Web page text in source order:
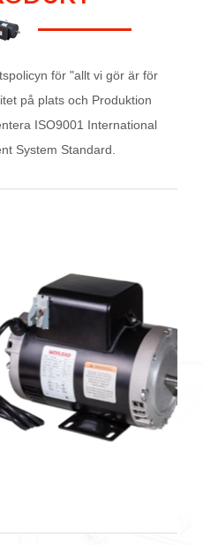
för "allt vi gör är för
på plats och Produktion
ISO9001 International
System Standard.